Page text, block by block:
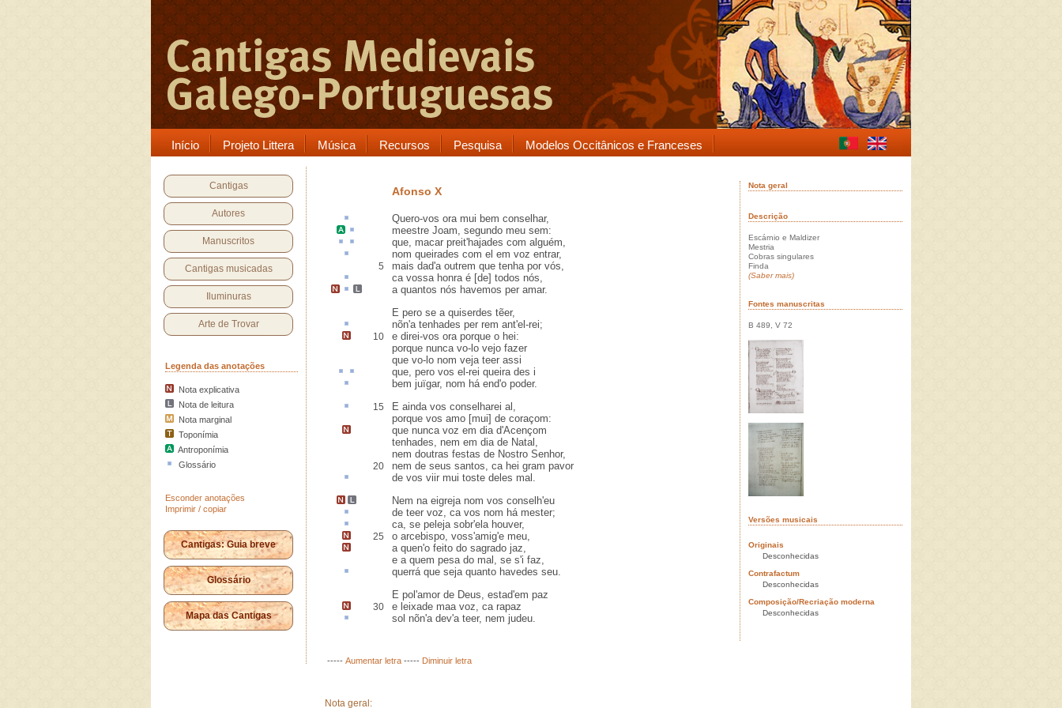
Início Projeto Littera Música Recursos Pesquisa Modelos Occitânicos e Franceses
Cantigas
Autores
Manuscritos
Cantigas musicadas
Iluminuras
Arte de Trovar
Legenda das anotações
Nota explicativa
Nota de leitura
Nota marginal
Toponímia
Antroponímia
Glossário
Esconder anotações
Imprimir / copiar
Cantigas: Guia breve
Glossário
Mapa das Cantigas
Afonso X
Quero-vos ora mui bem conselhar,
meestre Joam, segundo meu sem:
que, macar preit'hajades com alguém,
nom queirades com el em voz entrar,
5
mais dad'a outrem que tenha por vós,
cavossa honra é [de] todos nós,
a quantos nós havemos per amar.
E pero se a quiserdes tẽer,
nõn'a tenhades per rem ant'el-rei;
10 e direi-vos ora porque o hei:
porque nunca vo-lo vejo fazer
que vo-lo nom veja teer assi
que, pero vos el-rei queira des i
bem juïgar, nom há end'o poder.
15 E ainda vos conselharei al ,
porque vos amo [mui] de coraçom:
que nunca voz em dia d'Acençom
tenhades, nem em dia de Natal,
nem doutras festas de Nostro Senhor,
20
nem de seus santos, ca hei gram pavor
de vos viir mui toste deles mal.
Nem na eigrejanom vos conselh'eu
de teer voz, ca vos nom há mester;
ca, se pelejasobr'ela houver,
25 o arcebispo, voss'amig'e meu,
a quen'o feito do sagrado jaz,
e a quem pesa do mal, se s'i faz,
querráque seja quanto havedes seu.
E pol'amor de Deus, estad'em paz
30 e leixade maa voz, ca rapaz
sol nõn'a dev'a teer, nem judeu.
----- Aumentar letra ----- Diminuir letra
Nota geral:
Nota geral
Descrição
Escárnio e Maldizer
Mestria
Cobras singulares
Finda
(Saber mais)
Fontes manuscritas
B 489, V 72
Versões musicais
Originais
Desconhecidas
Contrafactum
Desconhecidas
Composição/Recriação moderna
Desconhecidas